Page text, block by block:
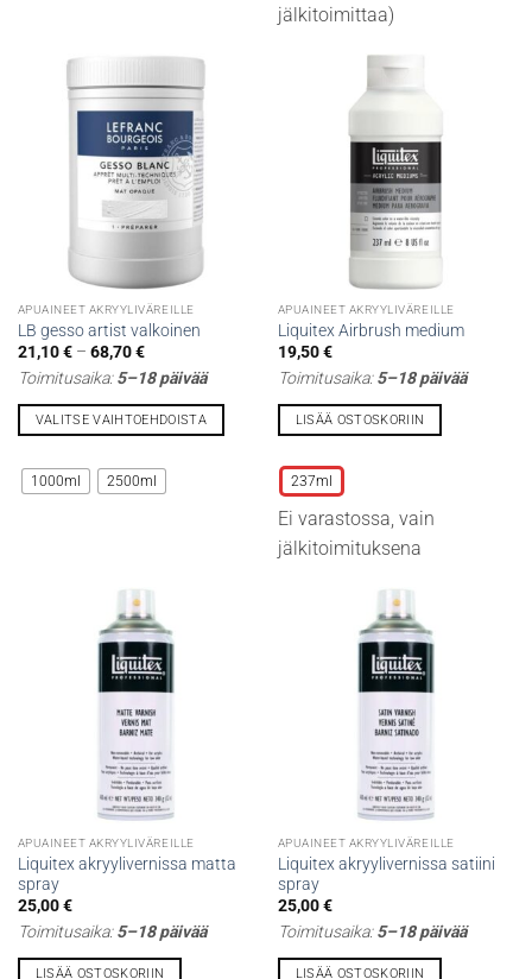
valinnat
tuotteen
muunnelma.
jälkitoimittaa)
APUAINEET AKRYYLIVÄREILLE
LB gesso artist valkoinen
21,10€ – 68,70€Hintaluokka:
21,10 €
-
Toimitusaika:5–18 päivää
VALITSE VAIHTOEHDOISTA
tuotteella
on
1000ml 2500ml
APUAINEET AKRYYLIVÄREILLE
Liquitex Airbrush medium
19,50€
Toimitusaika:5–18 päivää
LISÄÄ OSTOSKORIIN
tuotteella
on
useampi
muunnelma.
237ml
Ei varastossa, vain
jälkitoimituksena
APUAINEET AKRYYLIVÄREILLE
Liquitex akryylivernissa matta
spray
25,00€
Toimitusaika:5–18 päivää
LISÄÄ OSTOSKORIIN
APUAINEET AKRYYLIVÄREILLE
Liquitex akryylivernissa satiini
spray
25,00€
Toimitusaika:5–18 päivää
LISÄÄ OSTOSKORIIN